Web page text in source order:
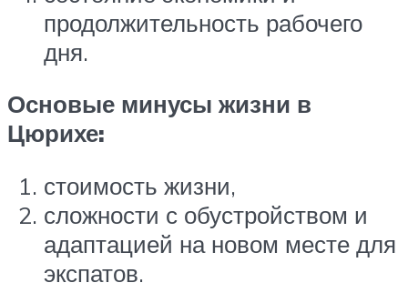
продолжительность рабочего
дня.
Основые минусы жизни в
Цюрихе:
стоимость жизни,
сложности с обустройством и
адаптацией на новом месте для
экспатов.